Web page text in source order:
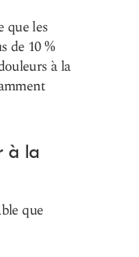
que les
de 10 %
à la
à la
que